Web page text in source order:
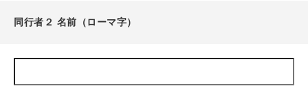
同行者２ 名前（ローマ字）